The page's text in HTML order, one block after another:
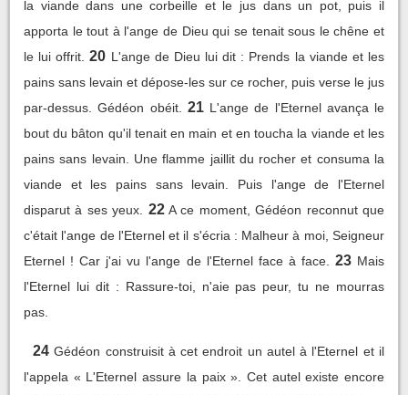
la viande dans une corbeille et le jus dans un pot, puis il
apporta le tout à l'ange de Dieu qui se tenait sous le chêne et
le lui offrit. 20 L'ange de Dieu lui dit : Prends la viande et les
pains sans levain et dépose-les sur ce rocher, puis verse le jus
par-dessus. Gédéon obéit.
21 L'ange de l'Eternel avança le
bout du bâton qu'il tenait en main et en toucha la viande et les
pains sans levain. Une flamme jaillit du rocher et consuma la
viande et les pains sans levain. Puis l'ange de l'Eternel
disparut à ses yeux.
22 A ce moment, Gédéon reconnut que
c'était l'ange de l'Eternel et il s'écria : Malheur à moi, Seigneur
Eternel ! Car j'ai vu l'ange de l'Eternel face à face.
23 Mais
l'Eternel lui dit : Rassure-toi, n'aie pas peur, tu ne mourras
pas.
24 Gédéon construisit à cet endroit un autel à l'Eternel et il
l'appela « L'Eternel assure la paix ». Cet autel existe encore